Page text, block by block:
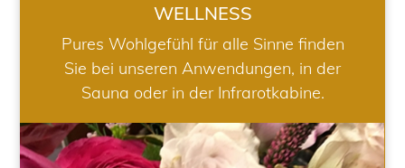
WELLNESS
Pures Wohlgefühl für alle Sinne finden
Sie bei unseren Anwendungen, in der
Sauna oder in der Infrarotkabine.